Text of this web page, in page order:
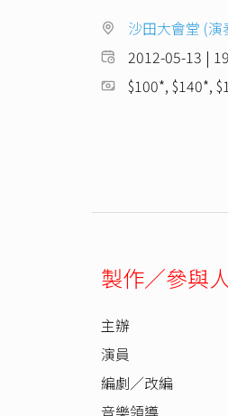
沙田大會堂 (演
2012-05-13 |
$100*, $140*,
製作／參與
主辦
演員
編劇／改編
音樂領導